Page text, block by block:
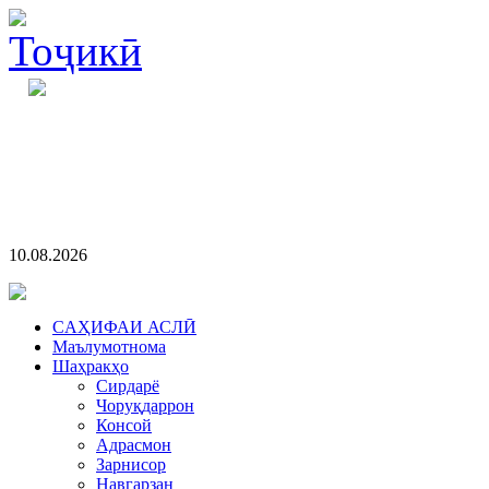
10.08.2026
CАҲИФАИ АСЛӢ
Маълумотнома
Шаҳракҳо
Сирдарё
Чоруқдаррон
Консой
Адрасмон
Зарнисор
Навгарзан